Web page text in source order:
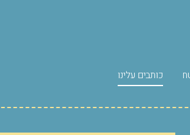
כותבים עלינו